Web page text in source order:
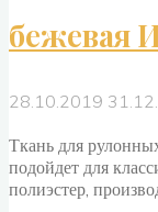
бежевая
28.10.2019
Ткань для
подойдет для
полиэстер,